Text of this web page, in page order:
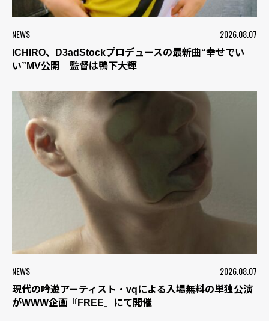
NEWS 2026.08.07
ICHIRO、D3adStockプロデュースの最新曲“幸せでい
い”MV公開 監督は鴨下大輝
NEWS 2026.08.07
現代の吟遊アーティスト・vqによる入場無料の単独公演
がWWW企画『FREE』にて開催